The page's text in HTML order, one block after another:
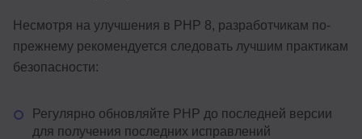
Несмотря на улучшения в PHP 8, разработчикам по-
прежнему рекомендуется следовать лучшим практикам
безопасности:
Регулярно обновляйте PHP до последней версии
для получения последних исправлений